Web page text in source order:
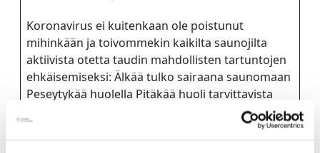
Jäsenen lapsi 7-18 v.
Lapsi alle 7 v.
ilmainen
11 saunomiskerran kortti
120€
275€ / 115€
Koronavirus ei kuitenkaan ole poistunut
mihinkään ja toivommekin kaikilta saunojilta
aktiivista otetta taudin mahdollisten tartuntojen
ehkäisemiseksi: Älkää tulko sairaana saunomaan
Peseytykää huolella Pitäkää huoli tarvittavista
turvaväleistä Käyttäkää käsidesiä Antakaa tilaa
muillekin saunojille Älkää varatko paikkaanne